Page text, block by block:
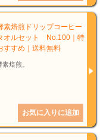
焙煎ドリップコーヒー
オルセット No.100｜特
すすめ｜送料無料
焙煎。